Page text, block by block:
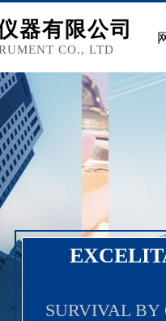
器有限公司
CO., LTD
SURVIVAL